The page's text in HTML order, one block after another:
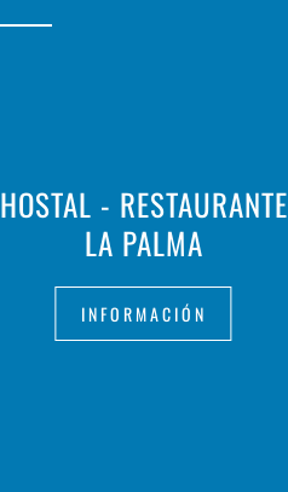
HOSTAL - RESTAURANTE
LA PALMA
INFORMACIÓN